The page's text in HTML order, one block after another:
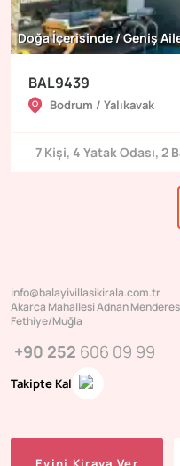
Doğa İçerisinde / Geniş
BAL9439
Bodrum / Yalıkavak
7 Kişi, 4 Yatak Odası, 2
info@balayivillasikirala.com.tr
Akarca Mahallesi Adnan
Fethiye/Muğla
+90 252 606 09 99
Takipte Kal